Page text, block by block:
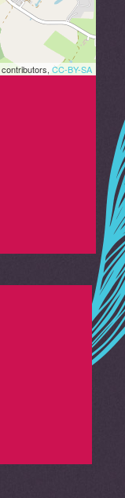
contributors,CC-BY-SA